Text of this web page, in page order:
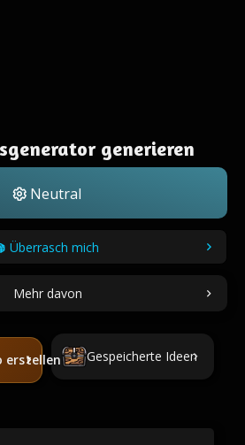
generieren
Neutral
Überrasch mich
Mehr davon
erstellen Gespeicherte Ideen